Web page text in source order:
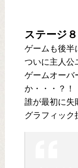
ステージ
ゲームも後半
ついに主人公
ゲームオーバ
か・・・？！
誰が最初に失
グラフィック